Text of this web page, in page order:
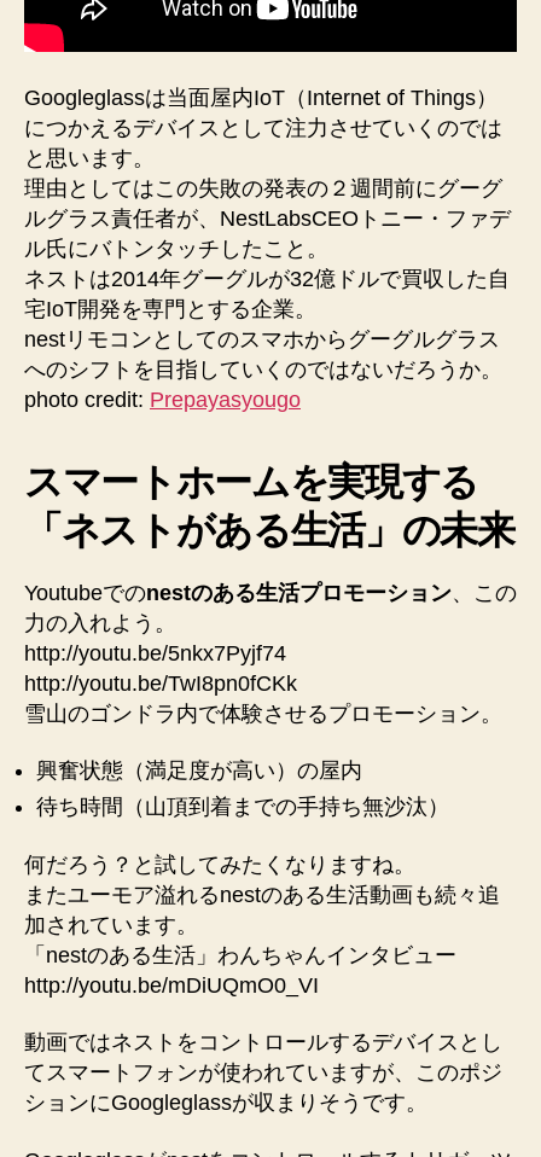
Googleglassは当面屋内IoT（Internet of Things）
につかえるデバイスとして注力させていくのでは
と思います。
理由としてはこの失敗の発表の２週間前にグーグ
ルグラス責任者が、NestLabsCEOトニー・ファデ
ル氏にバトンタッチしたこと。
ネストは2014年グーグルが32億ドルで買収した自
宅IoT開発を専門とする企業。
nestリモコンとしてのスマホからグーグルグラス
へのシフトを目指していくのではないだろうか。
photo credit: Prepayasyougo
スマートホームを実現する
「ネストがある生活」の未来
Youtubeでのnestのある生活プロモーション、この
力の入れよう。
http://youtu.be/5nkx7Pyjf74
http://youtu.be/TwI8pn0fCKk
雪山のゴンドラ内で体験させるプロモーション。
興奮状態（満足度が高い）の屋内
待ち時間（山頂到着までの手持ち無沙汰）
何だろう？と試してみたくなりますね。
またユーモア溢れるnestのある生活動画も続々追
加されています。
「nestのある生活」わんちゃんインタビュー
http://youtu.be/mDiUQmO0_VI
動画ではネストをコントロールするデバイスとし
てスマートフォンが使われていますが、このポジ
ションにGoogleglassが収まりそうです。